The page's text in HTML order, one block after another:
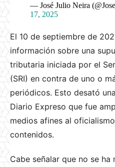
— José Julio Neira
17, 2025
El 10 de septiembre de
información sobre una
tributaria iniciada por el
(SRI) en contra de uno o
periódicos. Esto desató
Diario Expreso que fue
medios afines al
contenidos.
Cabe señalar que no se ha